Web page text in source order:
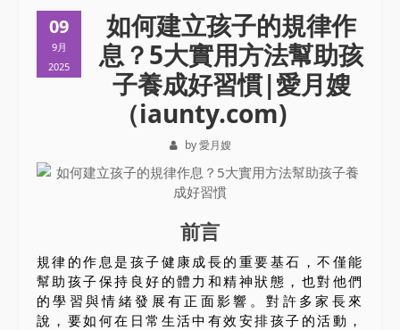
09
9月
2025
如何建立孩子的規律作
息？5大實用方法幫助孩
子養成好習慣|愛月嫂
（iaunty.com)
by 愛月嫂
前言
規律的作息是孩子健康成長的重要基石，不僅能
幫助孩子保持良好的體力和精神狀態，也對他們
的學習與情緒發展有正面影響。對許多家長來
說，要如何在日常生活中有效安排孩子的活動，